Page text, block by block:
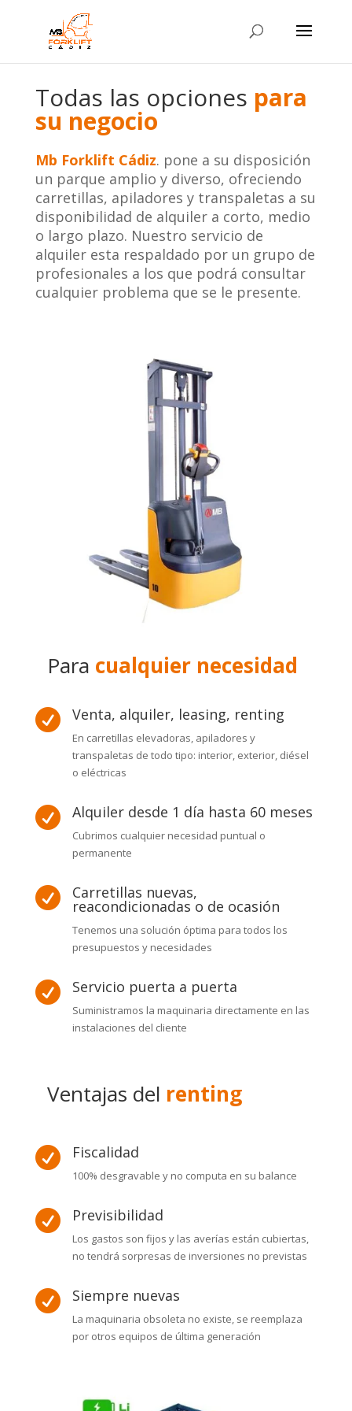
Todas las opciones para
su negocio
Mb Forklift Cádiz. pone a su disposición
un parque amplio y diverso, ofreciendo
carretillas, apiladores y transpaletas a su
disponibilidad de alquiler a corto, medio
o largo plazo. Nuestro servicio de
alquiler esta respaldado por un grupo de
profesionales a los que podrá consultar
cualquier problema que se le presente.
Para cualquier necesidad
 Venta, alquiler, leasing, renting
En carretillas elevadoras, apiladores y
transpaletas de todo tipo: interior, exterior, diésel
o eléctricas
 Alquiler desde 1 día hasta 60 meses
Cubrimos cualquier necesidad puntual o
permanente
 Carretillas nuevas,
reacondicionadas o de ocasión
Tenemos una solución óptima para todos los
presupuestos y necesidades
 Servicio puerta a puerta
Suministramos la maquinaria directamente en las
instalaciones del cliente
Ventajas del renting
 Fiscalidad
100% desgravable y no computa en su balance
 Previsibilidad
Los gastos son fijos y las averías están cubiertas,
no tendrá sorpresas de inversiones no previstas
 Siempre nuevas
La maquinaria obsoleta no existe, se reemplaza
por otros equipos de última generación